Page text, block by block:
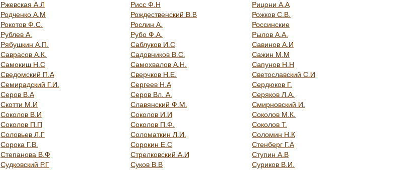
Ржевская А.Л Рисс Ф.Н
Рицони А.А
Родченко А.М Рождественский В.В
Рожков С.В.
Рокотов Ф.С. Рослин А.
Россинские
Рублев А. Рубо Ф.А.
Рылов А.А.
Рябушкин А.П. Саблуков И.С
Савинов А.И
Саврасов А.К. Садовников В.С.
Сажин М.М
Самокиш Н.С Самохвалов А.Н.
Сапунов Н.Н
Сведомский П.А Сверчков Н.Е.
Светославский С.И
Семирадский Г.И. Сергеев Н.А
Сердюков Г.
Серов В.А Серов Вл. А.
Серяков Л.А.
Скотти М.И Славянский Ф.М.
Смирновский И.
Соколов В.И Соколов И.И
Соколов М.К.
Соколов П.П Соколов П.Ф.
Соколов Т.
Соловьев Л.Г Соломаткин Л.И.
Соломин Н.К
Сорока Г.В. Сорокин Е.С
Стенберг Г.А
Степанова В.Ф Стрелковский А.И
Ступин А.В
Судковский Р.Г Суков В.В
Суриков В.И.